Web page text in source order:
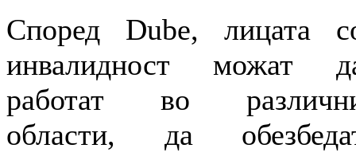
Според Dube, лицата
инвалидност можат
работат во
области, да